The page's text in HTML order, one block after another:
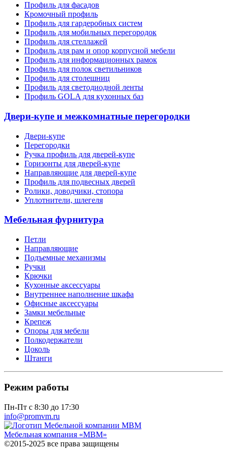
Профиль для фасадов
Кромочный профиль
Профиль для гардеробных систем
Профиль для мобильных перегородок
Профиль для стеллажей
Профиль для рам и опор корпусной мебели
Профиль для информационных рамок
Профиль для полок светильников
Профиль для столешниц
Профиль для светодиодной ленты
Профиль GOLA для кухонных баз
Двери-купе и межкомнатные перегородки
Двери-купе
Перегородки
Ручка профиль для дверей-купе
Горизонты для дверей-купе
Направляющие для дверей-купе
Профиль для подвесных дверей
Ролики, доводчики, стопора
Уплотнители, шлегеля
Мебельная фурнитура
Петли
Направляющие
Подъемные механизмы
Ручки
Крючки
Кухонные аксессуары
Внутреннее наполнение шкафа
Офисные аксессуары
Замки мебельные
Крепеж
Опоры для мебели
Полкодержатели
Цоколь
Штанги
Режим работы
Пн-Пт с 8:30 до 17:30
info@promvm.ru
Мебельная компания «МВМ»
©2015-2025 все права защищены